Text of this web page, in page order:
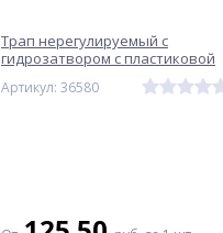
Трап нерегулируемый с
гидрозатвором с пластиковой
решёткой 150х150мм
горизонтальный выпуск RTP
Артикул: 36580